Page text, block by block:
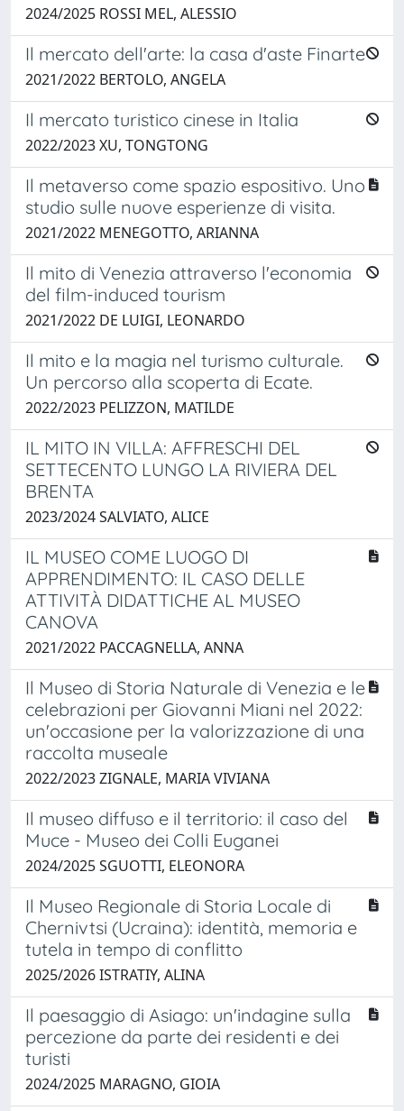
2024/2025 ROSSI MEL, ALESSIO
Il mercato dell'arte: la casa d'aste Finarte
2021/2022 BERTOLO, ANGELA
Il mercato turistico cinese in Italia
2022/2023 XU, TONGTONG
Il metaverso come spazio espositivo. Uno
studio sulle nuove esperienze di visita.
2021/2022 MENEGOTTO, ARIANNA
Il mito di Venezia attraverso l'economia
del film-induced tourism
2021/2022 DE LUIGI, LEONARDO
Il mito e la magia nel turismo culturale.
Un percorso alla scoperta di Ecate.
2022/2023 PELIZZON, MATILDE
IL MITO IN VILLA: AFFRESCHI DEL
SETTECENTO LUNGO LA RIVIERA DEL
BRENTA
2023/2024 SALVIATO, ALICE
IL MUSEO COME LUOGO DI
APPRENDIMENTO: IL CASO DELLE
ATTIVITÀ DIDATTICHE AL MUSEO
CANOVA
2021/2022 PACCAGNELLA, ANNA
Il Museo di Storia Naturale di Venezia e le
celebrazioni per Giovanni Miani nel 2022:
un'occasione per la valorizzazione di una
raccolta museale
2022/2023 ZIGNALE, MARIA VIVIANA
Il museo diffuso e il territorio: il caso del
Muce - Museo dei Colli Euganei
2024/2025 SGUOTTI, ELEONORA
Il Museo Regionale di Storia Locale di
Chernivtsi (Ucraina): identità, memoria e
tutela in tempo di conflitto
2025/2026 ISTRATIY, ALINA
Il paesaggio di Asiago: un'indagine sulla
percezione da parte dei residenti e dei
turisti
2024/2025 MARAGNO, GIOIA